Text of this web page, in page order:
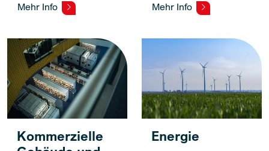
Mehr Info Mehr Info
Kommerzielle
Energie